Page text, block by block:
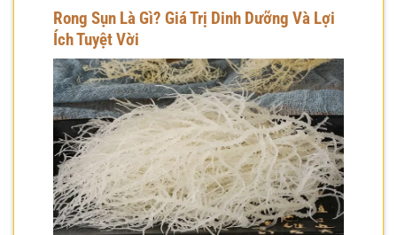
Rong Sụn Là Gì? Giá Trị Dinh Dưỡng Và Lợi
Ích Tuyệt Vời